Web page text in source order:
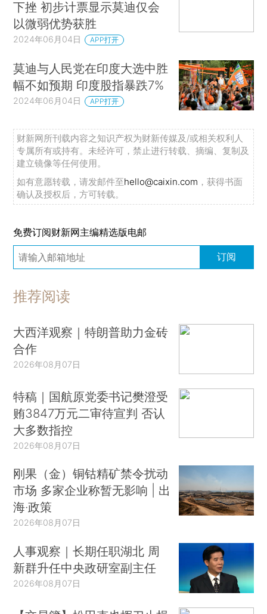
下挫 初步计票显示莫迪仅会
以微弱优势获胜
2024年06月04日 APP打开
莫迪与人民党在印度大选中胜
幅不如预期 印度股指暴跌7%
2024年06月04日 APP打开
财新网所刊载内容之知识产权为财新传媒及/或相关权利人
专属所有或持有。未经许可，禁止进行转载、摘编、复制及
建立镜像等任何使用。
如有意愿转载，请发邮件至hello@caixin.com ，获得书面
确认及授权后，方可转载。
免费订阅财新网主编精选版电邮
订阅
推荐阅读
大西洋观察｜特朗普助力金砖
合作
2026年08月07日
特稿｜国航原党委书记樊澄受
贿3847万元二审待宣判 否认
大多数指控
2026年08月07日
刚果（金）铜钴精矿禁令扰动
市场 多家企业称暂无影响 | 出
海·政策
2026年08月07日
人事观察｜长期任职湖北 周
新群升任中央政研室副主任
2026年08月07日